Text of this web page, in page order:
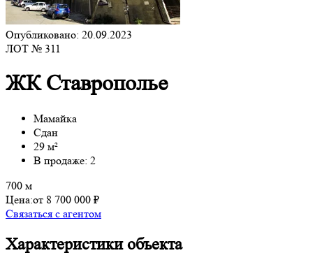
Опубликовано: 20.09.2023
ЛОТ № 311
ЖК Ставрополье
Мамайка
Сдан
29 м²
В продаже: 2
700 м
Цена:от 8 700 000 ₽
Связаться с агентом
Характеристики объекта